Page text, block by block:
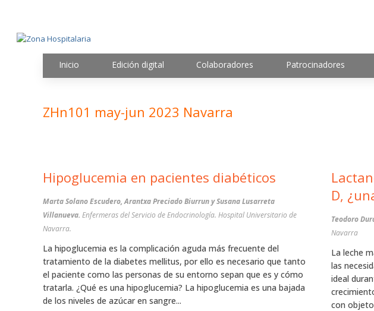
Inicio Edición digital Colaboradores Patrocinadores
ZHn101 may-jun 2023 Navarra
Hipoglucemia en pacientes diabéticos
Marta Solano Escudero, Arantxa Preciado Biurrun y Susana Lusarreta
Villanueva. Enfermeras del Servicio de Endocrinología. Hospital Universitario de
Navarra.
La hipoglucemia es la complicación aguda más frecuente del
tratamiento de la diabetes mellitus, por ello es necesario que tanto
el paciente como las personas de su entorno sepan que es y cómo
tratarla. ¿Qué es una hipoglucemia? La hipoglucemia es una bajada
de los niveles de azúcar en sangre...
D,
Teodoro
Navarra
La leche
las
ideal
con